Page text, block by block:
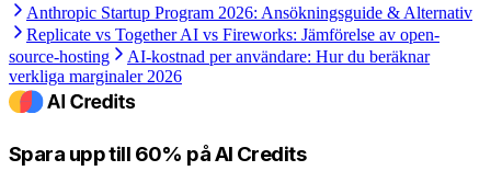
Anthropic Startup Program 2026: Ansökningsguide & Alternativ
Replicate vs Together AI vs Fireworks: Jämförelse av open-
source-hosting
AI-kostnad per användare: Hur du beräknar
verkliga marginaler 2026
Spara upp till 60% på AI Credits